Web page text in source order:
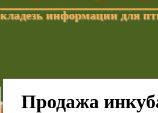
кладезь информации для
Добавить
Продажа